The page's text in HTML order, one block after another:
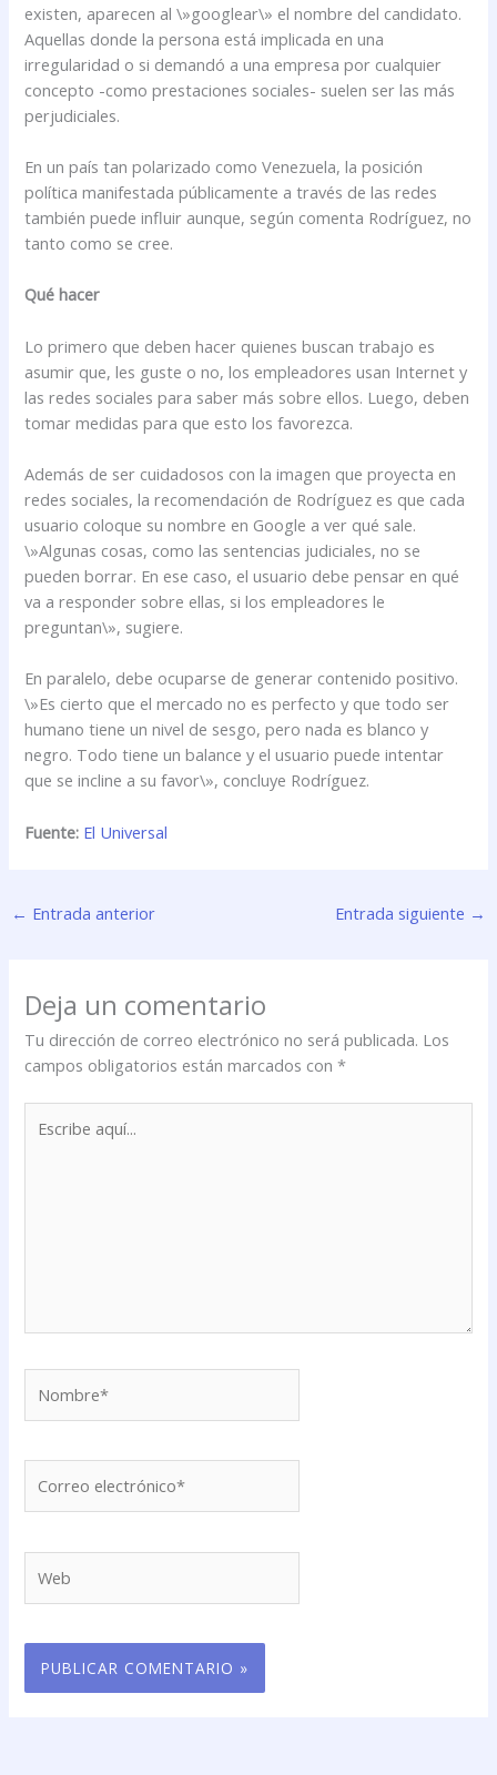
existen, aparecen al \»googlear\» el nombre del candidato.
Aquellas donde la persona está implicada en una
irregularidad o si demandó a una empresa por cualquier
concepto -como prestaciones sociales- suelen ser las más
perjudiciales.
En un país tan polarizado como Venezuela, la posición
política manifestada públicamente a través de las redes
también puede influir aunque, según comenta Rodríguez, no
tanto como se cree.
Qué hacer
Lo primero que deben hacer quienes buscan trabajo es
asumir que, les guste o no, los empleadores usan Internet y
las redes sociales para saber más sobre ellos. Luego, deben
tomar medidas para que esto los favorezca.
Además de ser cuidadosos con la imagen que proyecta en
redes sociales, la recomendación de Rodríguez es que cada
usuario coloque su nombre en Google a ver qué sale.
\»Algunas cosas, como las sentencias judiciales, no se
pueden borrar. En ese caso, el usuario debe pensar en qué
va a responder sobre ellas, si los empleadores le
preguntan\», sugiere.
En paralelo, debe ocuparse de generar contenido positivo.
\»Es cierto que el mercado no es perfecto y que todo ser
humano tiene un nivel de sesgo, pero nada es blanco y
negro. Todo tiene un balance y el usuario puede intentar
que se incline a su favor\», concluye Rodríguez.
Fuente: El Universal
← Entrada anterior Entrada siguiente →
Deja un comentario
Tu dirección de correo electrónico no será publicada. Los
campos obligatorios están marcados con*
aquí...
electrónico*